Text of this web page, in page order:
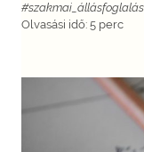
Olvasási idő: 5 perc